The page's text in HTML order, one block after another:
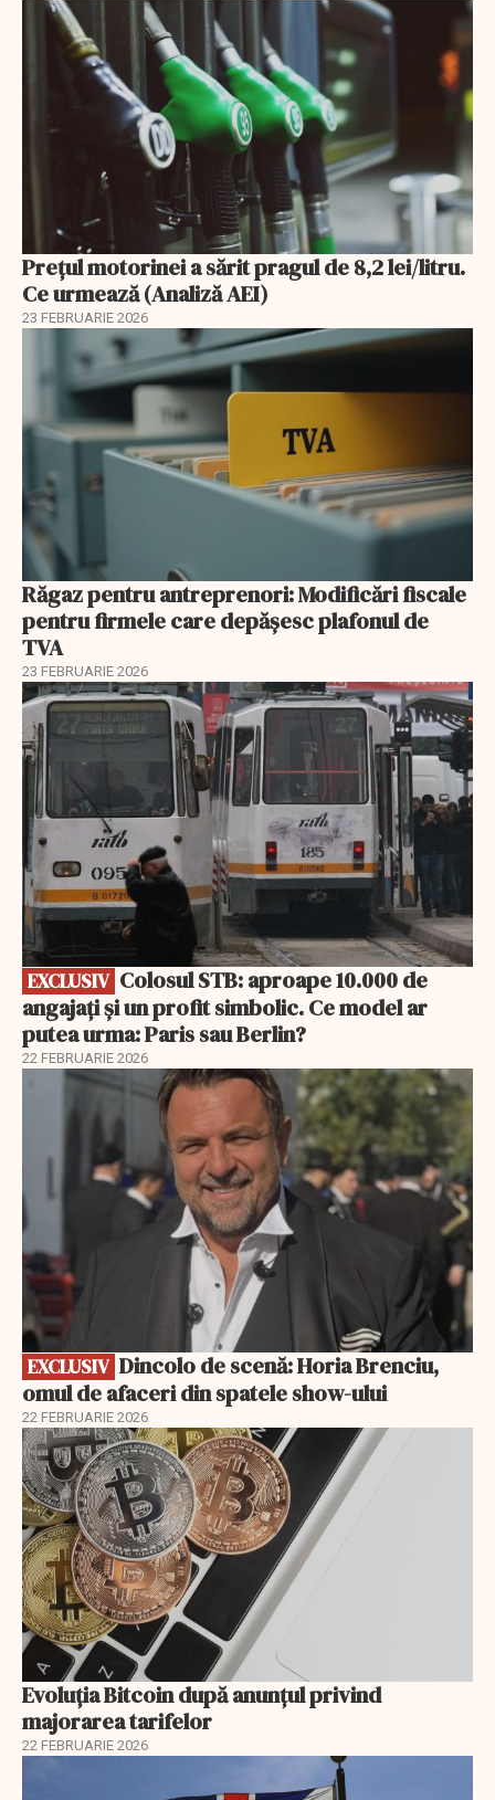
Prețul motorinei a sărit pragul de 8,2 lei/litru.
Ce urmează (Analiză AEI)
23 FEBRUARIE 2026
Răgaz pentru antreprenori: Modificări fiscale
pentru firmele care depășesc plafonul de
TVA
23 FEBRUARIE 2026
EXCLUSIV
EXCLUSIV
angajați și un profit simbolic. Ce model ar
putea urma: Paris sau Berlin?
22 FEBRUARIE 2026
EXCLUSIV
EXCLUSIV
omul de afaceri din spatele show-ului
22 FEBRUARIE 2026
Evoluția Bitcoin după anunțul privind
majorarea tarifelor
22 FEBRUARIE 2026